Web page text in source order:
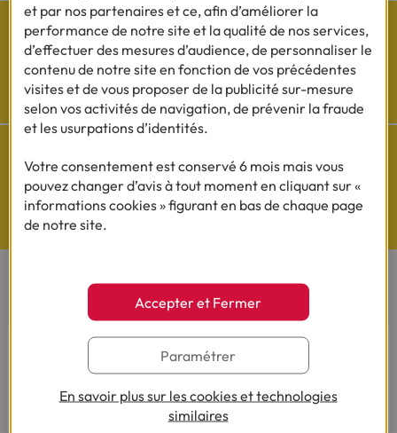
Cofidis sur les
réseaux sociaux
Questions de Budget
CONTACTEZ-NOUS
Par téléphone
Du lundi au vendredi de 8h00 à 19h00
Le samedi de 8h00 à 14h00.
03 28 09 21 18(Appel non surtaxé - coût selon
et par nos partenaires et ce, afin d’améliorer la
performance de notre site et la qualité de nos services,
d’effectuer des mesures d’audience, de personnaliser le
contenu de notre site en fonction de vos précédentes
visites et de vous proposer de la publicité sur-mesure
selon vos activités de navigation, de prévenir la fraude
et les usurpations d’identités.
Votre consentement est conservé 6 mois mais vous
pouvez changer d’avis à tout moment en cliquant sur «
informations cookies » figurant en bas de chaque page
de notre site.
Accepter et Fermer
Paramétrer
En savoir plus sur les cookies et technologies
similaires